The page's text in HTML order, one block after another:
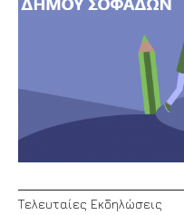
Τελευταίες Εκδηλώσεις